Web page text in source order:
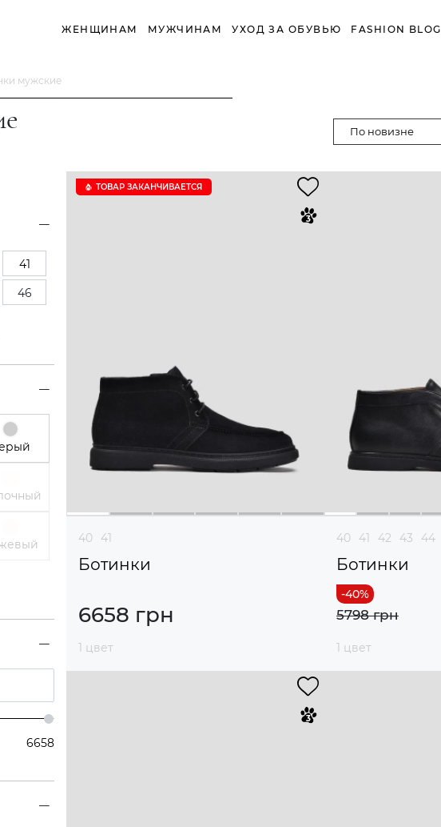
ЖЕНЩИНАМ МУЖЧИНАМ УХОД ЗА ОБУВЬЮ FASHION BLOG
мужские
По новизне
41
46
6658
ТОВАР ЗАКАНЧИВАЕТСЯ
40 41
Ботинки
6658 грн
1 цвет
40 41 42 43 44
Ботинки
5798 грн
1 цвет